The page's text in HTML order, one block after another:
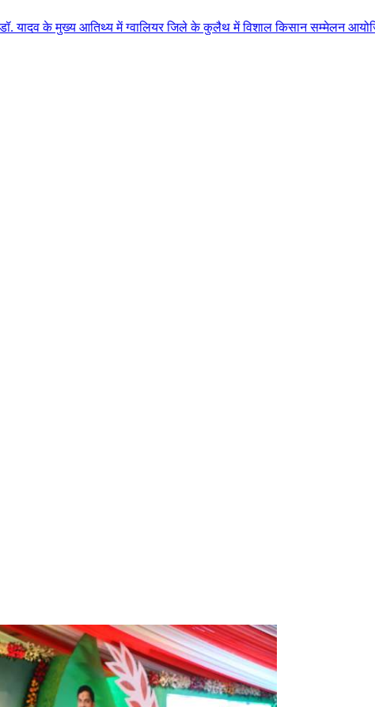
में ग्वालियर जिले के कुलैथ में विशाल किसान सम्मेलन आयोजित लगभग